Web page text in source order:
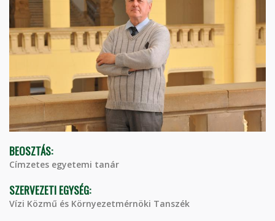
BEOSZTÁS:
Címzetes egyetemi tanár
SZERVEZETI EGYSÉG:
Vízi Közmű és Környezetmérnöki Tanszék